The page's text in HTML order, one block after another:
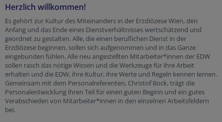
Herzlich willkommen!
Es gehört zur Kultur des Miteinanders in der Erzdiözese Wien, den
Anfang und das Ende eines Dienstverhältnisses wertschätzend und
geordnet zu gestalten. Alle, die einen beruflichen Dienst in der
Erzdiözese beginnen, sollen sich aufgenommen und in das Ganze
eingebunden fühlen. Alle neu angestellten Mitarbeiter*innen der EDW
sollen rasch das nötige Wissen und die Werkzeuge für ihre Arbeit
erhalten und die EDW, ihre Kultur, ihre Werte und Regeln kennen lernen.
Gemeinsam mit dem Personalreferenten, Christof Bock, trägt die
Personalentwicklung ihren Teil für einen guten Beginn und ein gutes
Verabschieden von Mitarbeiter*innen in den einzelnen Arbeitsfeldern
bei.